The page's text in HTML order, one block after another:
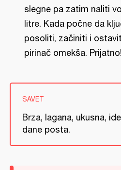
slegne pa zatim naliti
litre. Kada počne da
posoliti, začiniti i
pirinač omekša.
SAVET
Brza, lagana, ukusna,
dane posta.